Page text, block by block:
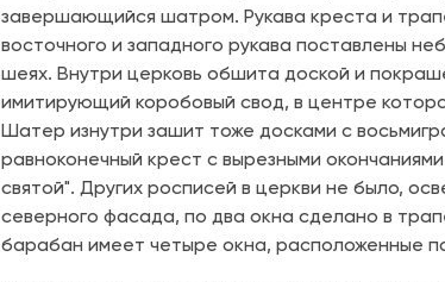
завершающийся шатром. Рукава креста и
восточного и западного рукава поставлены
шеях. Внутри церковь обшита доской и
имитирующий коробовый свод, в центре
Шатер изнутри зашит тоже досками с
равноконечный крест с вырезными
святой". Других росписей в церкви не было,
северного фасада, по два окна сделано в
барабан имеет четыре окна, расположенные